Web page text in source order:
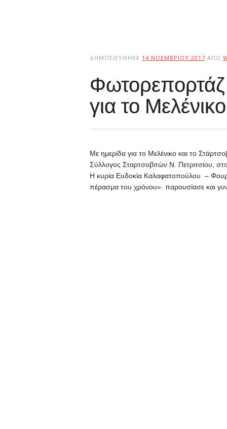
ΔΗΜΟΣΙΕΎΘΗΚΕ 14 ΝΟΕΜΒΡΊΟΥ 2017 ΑΠΌ
για το
Με ημερίδα για το Μελένικο και το
Σύλλογος Σταρτσοβιτών Ν. Πετριτσίου,
Η κυρία Ευδοκία Καλαφατοπούλου –
πέρασμα του χρόνου». παρουσίασε και